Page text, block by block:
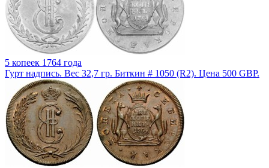
5 копеек 1764 года
Гурт надпись. Вес 32,7 гр. Биткин # 1050 (R2). Цена 500 GBP.